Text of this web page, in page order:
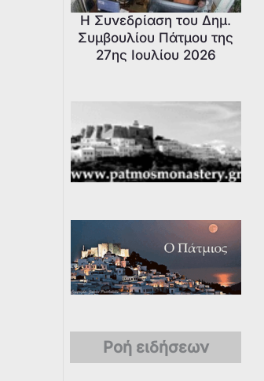
Η Συνεδρίαση του Δημ.
Συμβουλίου Πάτμου της
27ης Ιουλίου 2026
Ροή ειδήσεων